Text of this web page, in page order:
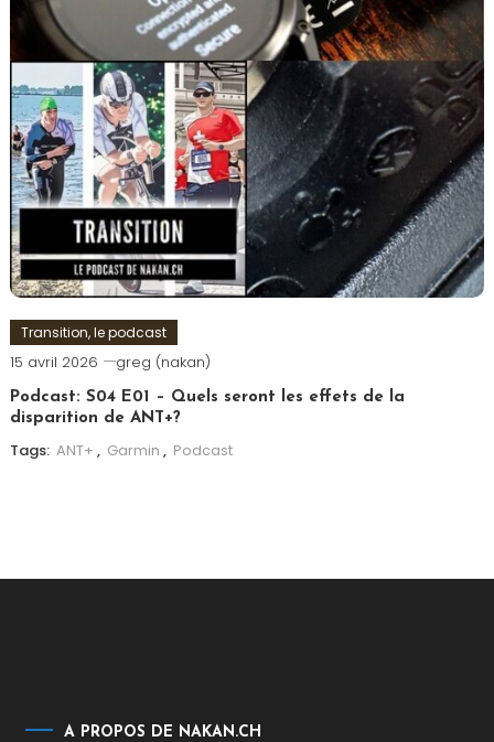
Transition, le podcast
15 avril 2026 greg (nakan)
Podcast: S04 E01 – Quels seront les effets de la
disparition de ANT+?
Tags: ANT+ , Garmin , Podcast
A PROPOS DE NAKAN.CH